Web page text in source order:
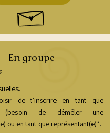
En groupe
de t’inscrire en tant que
(besoin de démêler une
ou en tant que représentant(e)*.